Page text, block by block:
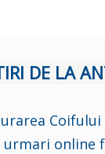
DE LA
online